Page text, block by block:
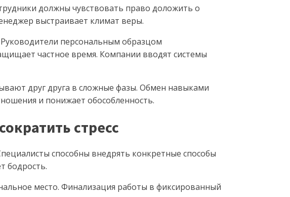
должны чувствовать право доложить о
выстраивает климат веры.
персональным образцом
частное время. Компании вводят системы
друг друга в сложные фазы. Обмен навыками
и понижает обособленность.
стресс
способны внедрять конкретные способы
бодрость.
место. Финализация работы в фиксированный